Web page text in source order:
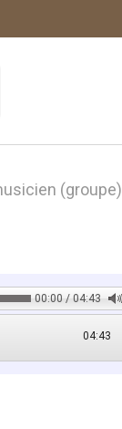
(groupe)
00:00 / 04:43
04:43